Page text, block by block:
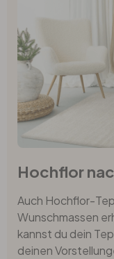
Hochflor
Auch Hochflor-
Wunschmassen
kannst du dein
deinen